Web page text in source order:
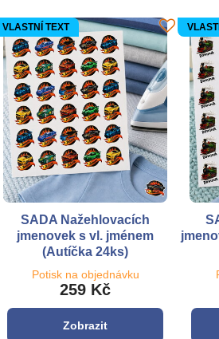
VLASTNÍ TEXT
SADA Nažehlovacích
jmenovek s vl. jménem
(Autíčka 24ks)
Potisk na objednávku
259 Kč
Zobrazit